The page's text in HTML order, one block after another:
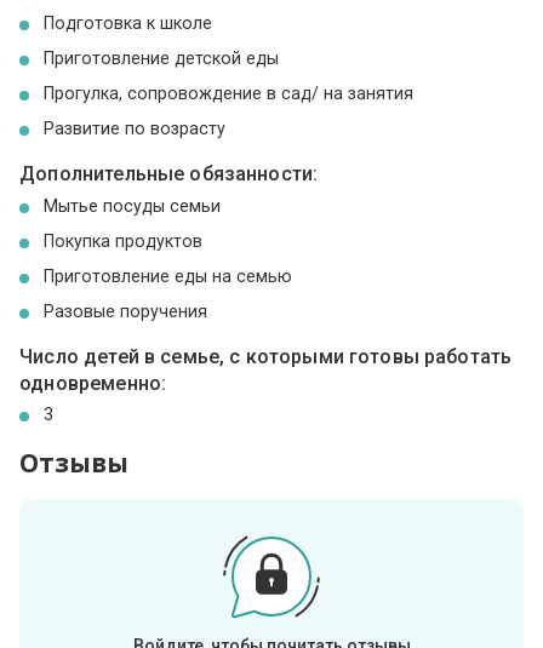
Подготовка к школе
Приготовление детской еды
Прогулка, сопровождение в сад/ на занятия
Развитие по возрасту
Дополнительные обязанности:
Мытье посуды семьи
Покупка продуктов
Приготовление еды на семью
Разовые поручения
Число детей в семье, с которыми готовы работать
одновременно:
3
Отзывы